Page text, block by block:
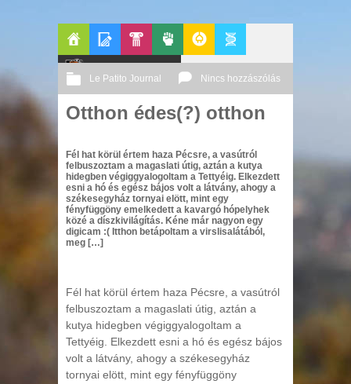
Főoldal PolitikaGeekZone
Le Patito Journal Nincs hozzászólás
2002 12. 15. Őri András
Otthon édes(?) otthon
Fél hat körül értem haza Pécsre, a vasútról
felbuszoztam a magaslati útig, aztán a kutya
hidegben végiggyalogoltam a Tettyéig. Elkezdett
esni a hó és egész bájos volt a látvány, ahogy a
székesegyház tornyai elött, mint egy
fényfüggöny emelkedett a kavargó hópelyhek
közé a díszkivilágítás. Kéne már nagyon egy
digicam :( Itthon betápoltam a virslisalátából,
meg […]
Fél hat körül értem haza Pécsre, a vasútról
felbuszoztam a magaslati útig, aztán a
kutya hidegben végiggyalogoltam a
Tettyéig. Elkezdett esni a hó és egész bájos
volt a látvány, ahogy a székesegyház
tornyai elött, mint egy fényfüggöny